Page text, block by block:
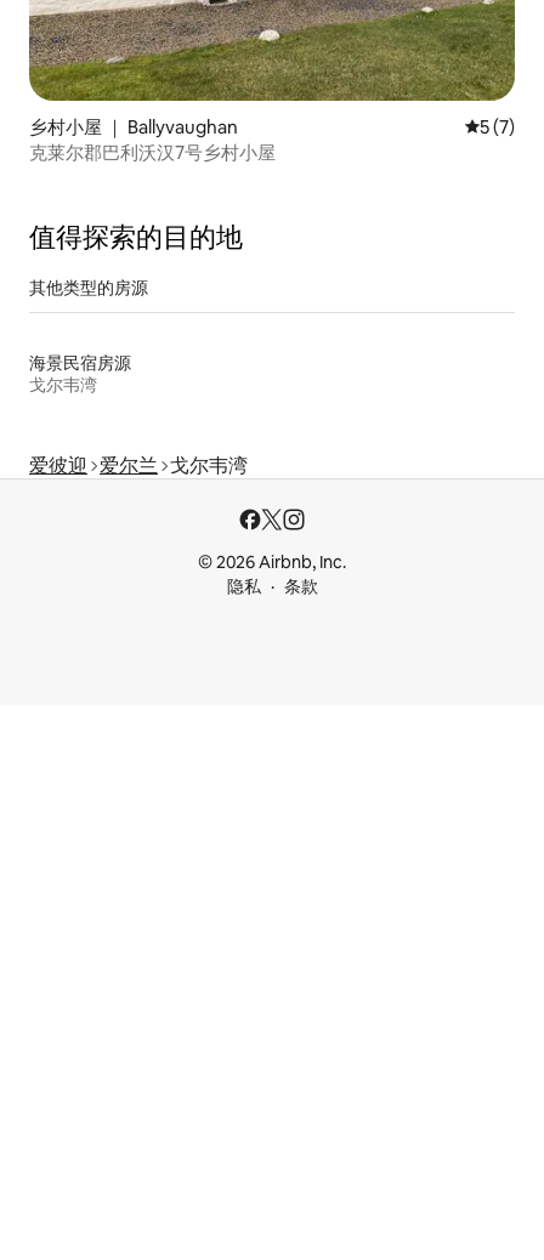
乡村小屋 ｜ Ballyvaughan 平均评分
5 (7)
克莱尔郡巴利沃汉7号乡村小屋
值得探索的目的地
其他类型的房源
海景民宿房源
戈尔韦湾
爱彼迎 爱尔兰 戈尔韦湾
© 2026 Airbnb, Inc.
隐私
条款